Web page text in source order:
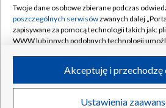
Rada Programowa
System NOS
Informacje o nadawcy
Program dla prasy
Kontakt
Kanały
©2026 Telewizja Polska
Twoje dane osobowe zbierane podczas
poszczególnych serwisówzwanych dalej
zapisywane za pomocą technologii takich jak:
WWW lub innych podobnych technologii
ruchu w Internecie.
Twoje dane osobowe zbierane podczas
Ustawienia
Akceptuję i przechodzę